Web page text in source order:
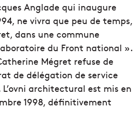
Anglade qui inaugure
ne vivra que peu de temps,
dans une commune
du Front national ».
Mégret refuse de
de délégation de service
architectural est mis en
1998, définitivement